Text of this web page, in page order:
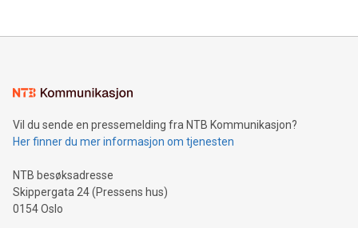
Vil du sende en pressemelding fra NTB Kommunikasjon?
Her finner du mer informasjon om tjenesten
NTB besøksadresse
Skippergata 24 (Pressens hus)
0154 Oslo